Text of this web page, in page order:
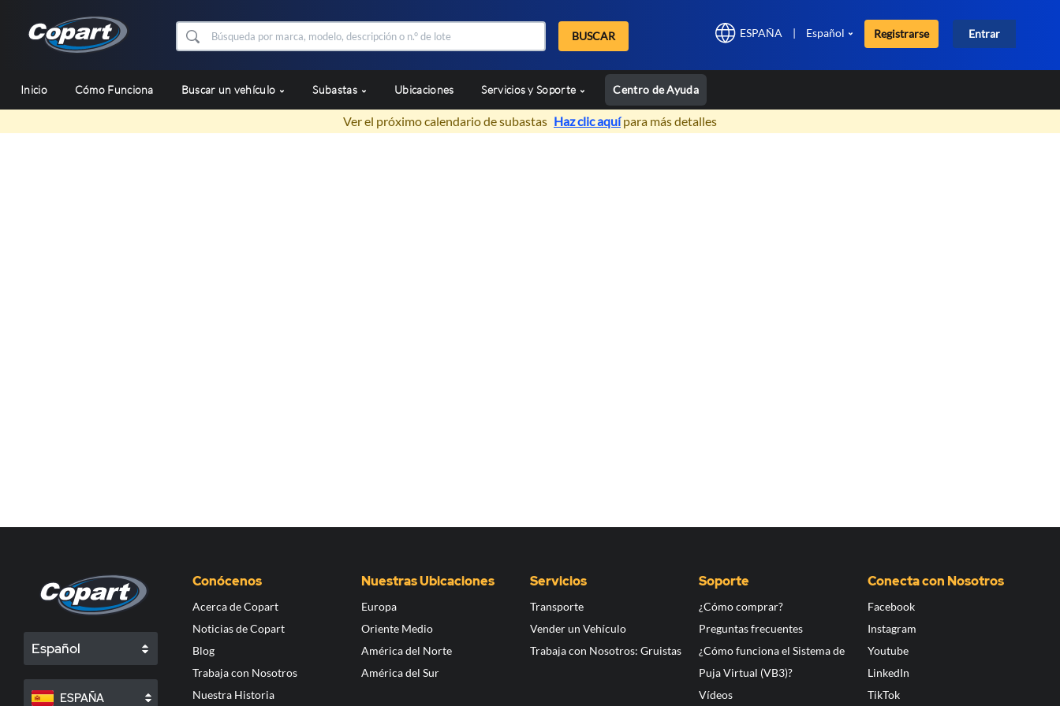
BUSCAR ESPAÑA | Español Registrarse Entrar
Inicio Cómo Funciona Buscar un vehículo Subastas Ubicaciones Servicios y Soporte Centro de Ayuda
Ver el próximo calendario de subastas Haz clic aquípara más detalles
Español
ESPAÑA
Conócenos
Acerca de Copart
Noticias de Copart
Blog
Trabaja con Nosotros
Nuestra Historia
Nuestras Ubicaciones
Europa
Oriente Medio
América del Norte
América del Sur
Servicios
Transporte
Vender un Vehículo
Trabaja con Nosotros: Gruistas
Soporte
¿Cómo comprar?
Preguntas frecuentes
¿Cómo funciona el Sistema de
Puja Virtual (VB3)?
Vídeos
Conecta con Nosotros
Facebook
Instagram
Youtube
LinkedIn
TikTok